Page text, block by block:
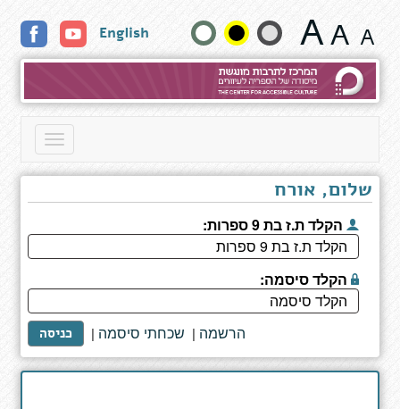
טוב.
תודה
שנה
גודל
טקסט
English
Toggle
שלום, אורח
הקלד ת.ז בת 9 ספרות:
הקלד סיסמה:
כניסה | שכחתי סיסמה | הרשמה